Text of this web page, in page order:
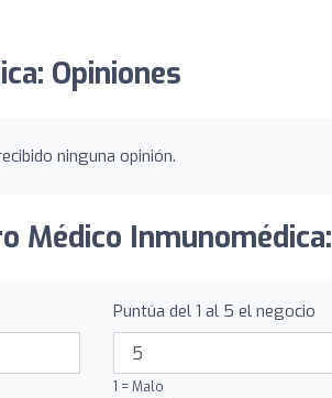
Opiniones
ninguna opinión.
Médico Inmunomédica:
Puntúa del 1 al 5 el negocio
1 = Malo